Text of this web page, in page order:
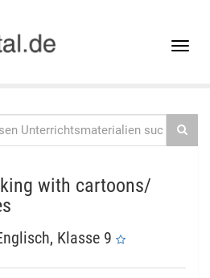
Toggle
with cartoons/
Klasse 9